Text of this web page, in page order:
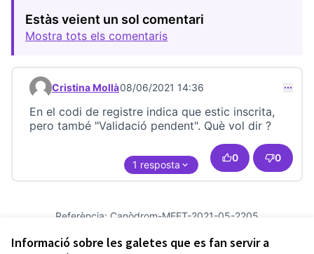
Informació sobre les galetes que es fan servir a
Estàs veient un sol comentari
Mostra tots els comentaris
Comentari 22694
Cristina Mollà08/06/2021 14:36
En el codi de registre indica que estic inscrita,
pero també "Validació pendent". Què vol dir ?
0 0
1 resposta
Referència: Canòdrom-MEET-2021-05-2205
Afegir al calendari